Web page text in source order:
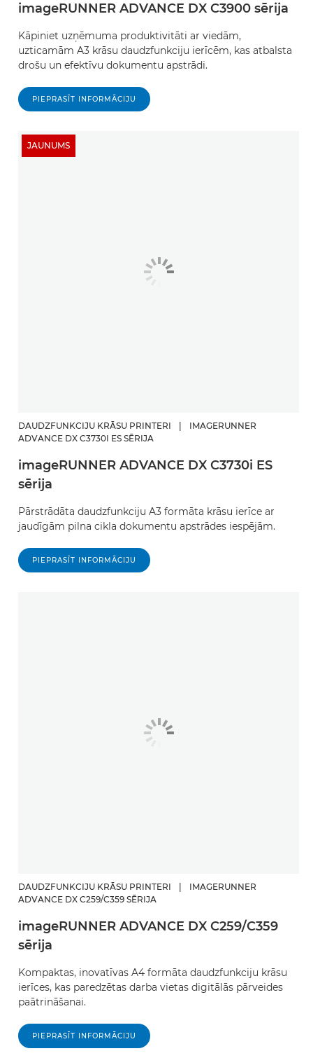
imageRUNNER ADVANCE DX C3900 sērija
Kāpiniet uzņēmuma produktivitāti ar viedām,
uzticamām A3 krāsu daudzfunkciju ierīcēm, kas atbalsta
drošu un efektīvu dokumentu apstrādi.
PIEPRASĪT INFORMĀCIJU
JAUNUMS
DAUDZFUNKCIJU KRĀSU PRINTERI
IMAGERUNNER
ADVANCE DX C3730I ES SĒRIJA
imageRUNNER ADVANCE DX C3730i ES
sērija
Pārstrādāta daudzfunkciju A3 formāta krāsu ierīce ar
jaudīgām pilna cikla dokumentu apstrādes iespējām.
PIEPRASĪT INFORMĀCIJU
DAUDZFUNKCIJU KRĀSU PRINTERI
IMAGERUNNER
ADVANCE DX C259/C359 SĒRIJA
imageRUNNER ADVANCE DX C259/C359
sērija
Kompaktas, inovatīvas A4 formāta daudzfunkciju krāsu
ierīces, kas paredzētas darba vietas digitālās pārveides
paātrināšanai.
PIEPRASĪT INFORMĀCIJU